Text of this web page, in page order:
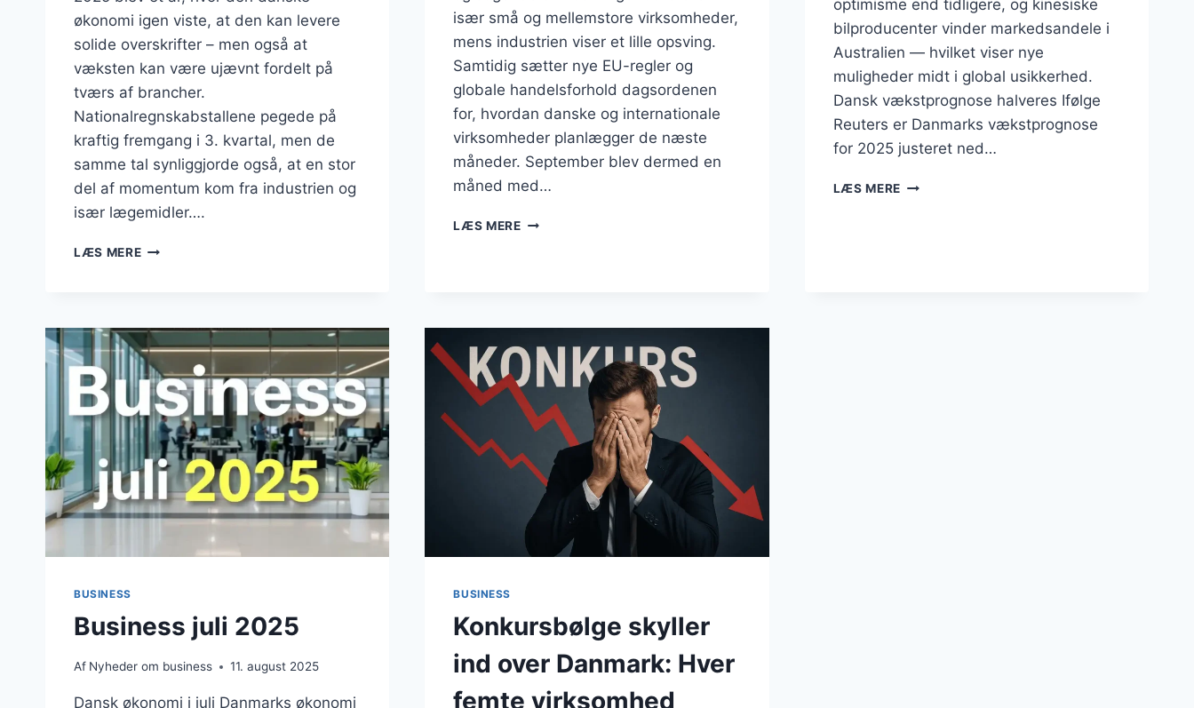
økonomi igen viste, at den kan levere
solide overskrifter – men også at
væksten kan være ujævnt fordelt på
tværs af brancher.
Nationalregnskabstallene pegede på
kraftig fremgang i 3. kvartal, men de
samme tal synliggjorde også, at en stor
del af momentum kom fra industrien og
især lægemidler….
LÆS MEREDANSK
SÅRBARHEDER
OG
STRATEGISKE
MULIGHEDER
især små og mellemstore virksomheder,
mens industrien viser et lille opsving.
Samtidig sætter nye EU-regler og
globale handelsforhold dagsordenen
for, hvordan danske og internationale
virksomheder planlægger de næste
måneder. September blev dermed en
måned med…
LÆS MEREBUSINESS
optimisme end tidligere, og kinesiske
bilproducenter vinder markedsandele i
Australien — hvilket viser nye
muligheder midt i global usikkerhed.
Dansk vækstprognose halveres Ifølge
Reuters er Danmarks vækstprognose
for 2025 justeret ned…
LÆS MERE BUSINESS
BUSINESS
Business juli 2025
Af Nyheder om business 11. august 2025
Dansk økonomi i juli Danmarks økonomi
BUSINESS
Konkursbølge skyller
ind over Danmark: Hver
femte virksomhed